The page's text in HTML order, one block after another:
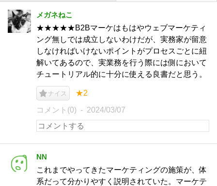
メガネねこ
★★★★★B2Bマーケはもはやウェブマーケティ
ング無しでは成立しないわけだが、実務家が留意
しなければいけないポイントがプロセスごとに紐
解いてあるので、実業務を行う際には側において
チュートリアル的に十分に使える良書だと思う。
ナイス ★2
コメント(0) 2024/03/07
NN
これまでやってきたマーケティングの施策が、体
系だって分かりやすく説明されていた。マーケテ